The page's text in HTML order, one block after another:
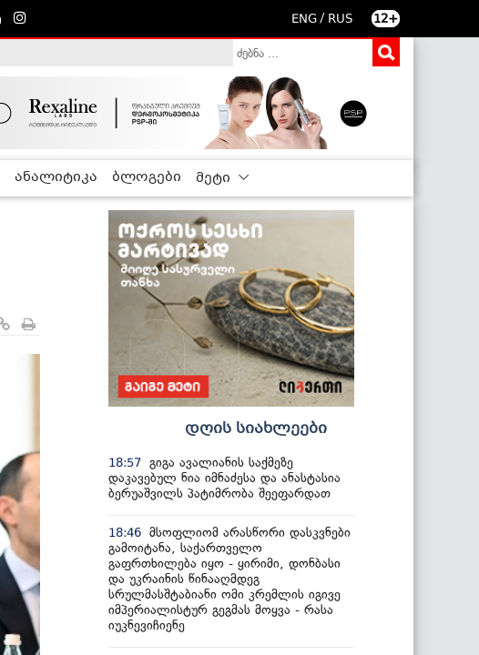
ENG / RUS 12+
ანალიტიკა ბლოგები მეტი
დღის სიახლეები
18:57 გიგა ავალიანის საქმეზე
დაკავებულ ნია იმნაძესა და ანასტასია
ბერუაშვილს პატიმრობა შეეფარდათ
18:46 მსოფლიომ არასწორი დასკვნები
გამოიტანა, საქართველო
გაფრთხილება იყო - ყირიმი, დონბასი
და უკრაინის წინააღმდეგ
სრულმასშტაბიანი ომი კრემლის იგივე
იმპერიალისტურ გეგმას მოყვა - რასა
იუკნევიჩიენე